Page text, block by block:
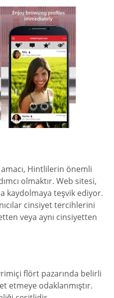
Hintlilerin önemli
olmaktır. Web sitesi,
kaydolmaya teşvik ediyor.
cinsiyet tercihlerini
veya aynı cinsiyetten
flört pazarında belirli
etmeye odaklanmıştır.